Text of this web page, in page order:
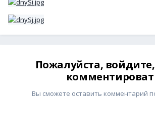
Пожалуйста,
Вы сможете оставить комментарий